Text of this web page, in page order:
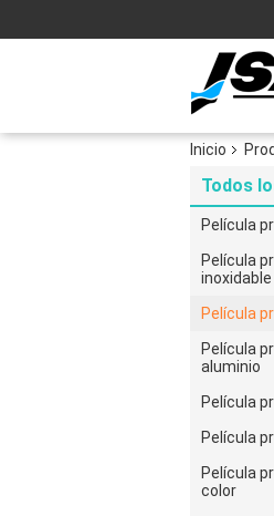
Inicio
Todos
Película
Película
inoxidable
Película
Película
aluminio
Película
Película
Película
color